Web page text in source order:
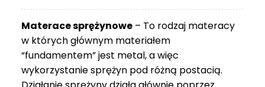
749 zł
Materace sprężynowe – To rodzaj materacy
w których głównym materiałem
“fundamentem” jest metal, a więc
wykorzystanie sprężyn pod różną postacią.